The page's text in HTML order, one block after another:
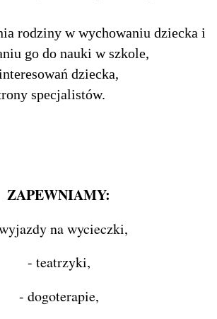
rodziny w wychowaniu dziecka i
go do nauki w szkole,
dziecka,
specjalistów.
ZAPEWNIAMY:
na wycieczki,
- teatrzyki,
- dogoterapie,